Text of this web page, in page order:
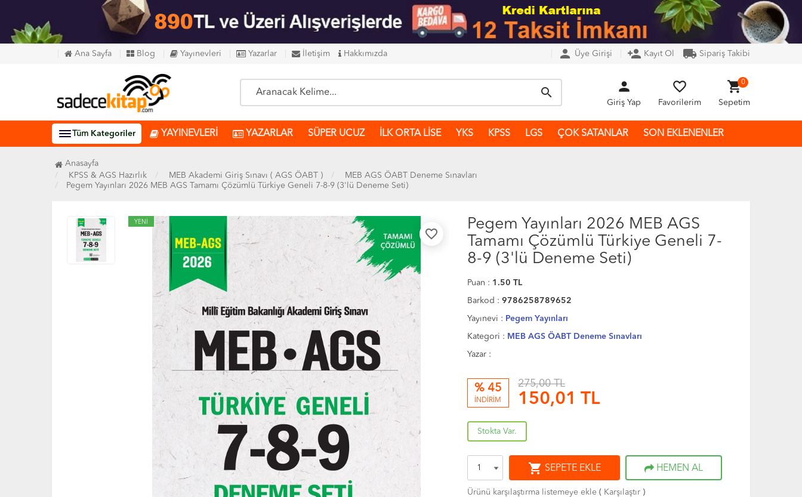
Ana Sayfa Blog Yayınevleri Yazarlar İletişim Hakkımızda person Üye Girişi person_add Kayıt Ol local_shipping Sipariş Takibi
search person
Giriş Yap
favorite_border
Favorilerim
shopping_cart0
Sepetim
Tüm Kategoriler YAYINEVLERİ YAZARLAR SÜPER UCUZ İLK ORTA LİSE YKS KPSS LGS ÇOK SATANLAR SON EKLENENLER
Anasayfa
KPSS & AGS Hazırlık
MEB Akademi Giriş Sınavı ( AGS ÖABT )
MEB AGS ÖABT Deneme Sınavları
Pegem Yayınları 2026 MEB AGS Tamamı Çözümlü Türkiye Geneli 7-8-9 (3'lü Deneme Seti)
YENİ
favorite_border
Pegem Yayınları 2026 MEB AGS
Tamamı Çözümlü Türkiye Geneli 7-
8-9 (3'lü Deneme Seti)
Puan : 1.50 TL
Barkod : 9786258789652
Yayınevi : Pegem Yayınları
Kategori : MEB AGS ÖABT Deneme Sınavları
Yazar :
% 45
İNDİRİM
275,00 TL
150,01 TL
Stokta Var.
shopping_cart SEPETE EKLE HEMEN AL
Ürünü karşılaştırma listemeye ekle( Karşılaştır)